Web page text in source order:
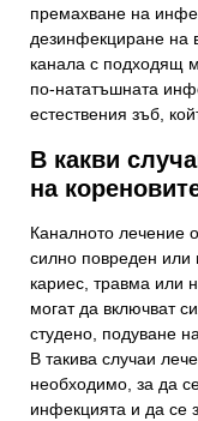
премахване на
дезинфекциране на
канала с подходящ
по-нататъшната
естествения зъб,
В какви
на
Каналното лечение
силно повреден или
кариес, травма или
могат да включват
студено, подуване
В такива случаи
необходимо, за да
инфекцията и да се